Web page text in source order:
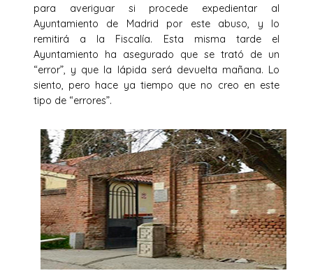
para averiguar si procede expedientar al
Ayuntamiento de Madrid por este abuso, y lo
remitirá a la Fiscalía. Esta misma tarde el
Ayuntamiento ha asegurado que se trató de un
“error”, y que la lápida será devuelta mañana. Lo
siento, pero hace ya tiempo que no creo en este
tipo de “errores”.